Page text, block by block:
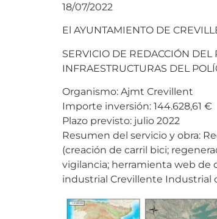
18/07/2022
El AYUNTAMIENTO DE
SERVICIO DE REDACCIÓN
INFRAESTRUCTURAS DEL
Organismo: Ajmt Crevillent
Importe inversión: 144.628,61 €
Plazo previsto: julio 2022
Resumen del servicio y obra:
(creación de carril bici;
vigilancia; herramienta web de
industrial Crevillente Industrial